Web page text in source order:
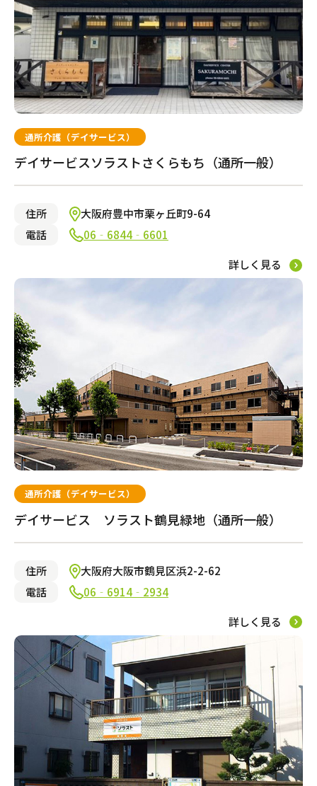
通所介護（デイサービス）
デイサービスソラストさくらもち（通所一般）
住所
大阪府豊中市栗ヶ丘町9-64
電話
06‐6844‐6601
詳しく見る
通所介護（デイサービス）
デイサービス ソラスト鶴見緑地（通所一般）
住所
大阪府大阪市鶴見区浜2-2-62
電話
06‐6914‐2934
詳しく見る
訪問介護
小規模多機能型居宅介護
訪問看護
居宅介護支援
この条件で絞り込む